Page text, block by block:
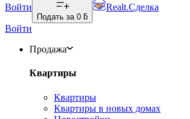
Войти
Подать за 0 ƃ
Realt.Сделка
Войти
Продажа
Квартиры
Квартиры
Квартиры в новых домах